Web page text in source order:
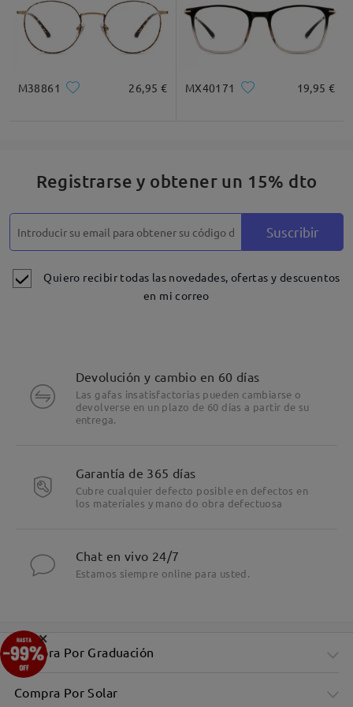
M38861 26,95 € MX40171 19,95 €
Registrarse y obtener un 15% dto
Suscribir
Quiero recibir todas las novedades, ofertas y descuentos
en mi correo
Devolución y cambio en 60 días
Las gafas insatisfactorias pueden cambiarse o
devolverse en un plazo de 60 días a partir de su
entrega.
Garantía de 365 días
Cubre cualquier defecto posible en defectos en
los materiales y mano do obra defectuosa
Chat en vivo 24/7
Estamos siempre online para usted.
Compra Por Graduación
Compra Por Solar
×